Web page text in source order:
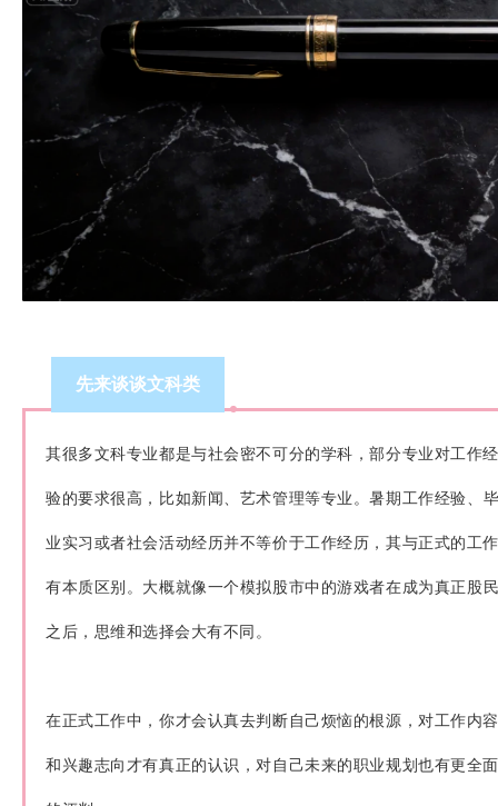
先来谈谈文科类
其很多文科专业都是与社会密不可分的学科，部分专业对工作经
验的要求很高，比如新闻、艺术管理等专业。暑期工作经验、
业实习或者社会活动经历并不等价于工作经历，其与正式的工作
有本质区别。 大概就像一个模拟股市中的游戏者在成为真正股
之后，思维和选择会大有不同。
在正式工作中，你才会认真去判断自己烦恼的根源，对工作内容
和兴趣志向才有真正的认识，对自己未来的职业规划也有更全面